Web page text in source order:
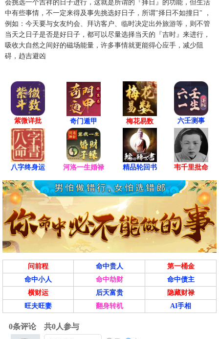
忌 诸事不宜
冲 鸡 煞西
喜神西北 财神正东 福神西南
宜 结婚、祈福、安葬、祭祀、合嵴
忌 动土、修造
冲 狗 煞南
巳时(09:00-10:59) 凶
辛巳时 09:00 - 10:59
喜神西南 财神正东 福神西南
宜
结婚、交易、开业、祈福、安床、
求嗣、纳财
忌 出行、赴任
猪 煞东
午时(11:00-12:59)
壬午时 11:00 - 12:59
会挑选一个吉祥的日子进行，这就是所谓的『择日』的功能，但生活
中有些事情，不一定来得及事先挑选好日子，所谓"择日不如撞日" ，
例如：今天要与女友约会、拜访客户、临时决定出外旅游等，则不管
当天之日子是否是好日子，都可以尽量选择当天的『吉时』来进行，
吸收大自然之间好的磁场能量，许多事情就更能得心应手，减少阻
碍，趋吉避凶
紫微详批 奇门遁甲 梅花易数 六壬测事
八字终身运 河洛一生婚禄 精品轮回书 韦千里批命
问前程 命中贵人
第一桶金
命中小人
命中劫财
命中债主
横财运
后天富贵
隐藏财禄
旺夫旺妻
翻身转机 AI手相